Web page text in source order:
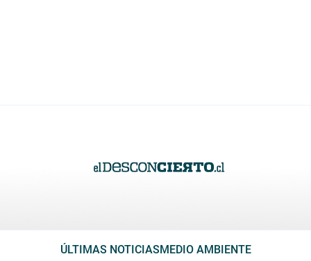
ÚLTIMAS NOTICIAS MEDIO AMBIENTE